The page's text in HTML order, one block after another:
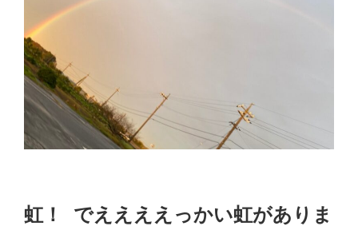
虹！ でええええっかい虹がありま